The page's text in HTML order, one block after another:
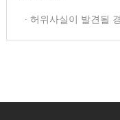
∙ 허위사실이 발견될